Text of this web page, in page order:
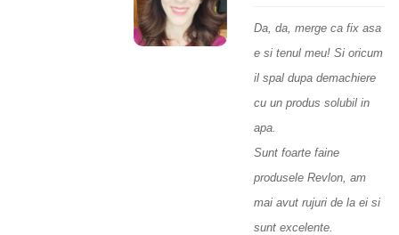
Da, da, merge ca fix asa
e si tenul meu! Si oricum
il spal dupa demachiere
cu un produs solubil in
apa.
Sunt foarte faine
produsele Revlon, am
mai avut rujuri de la ei si
sunt excelente.